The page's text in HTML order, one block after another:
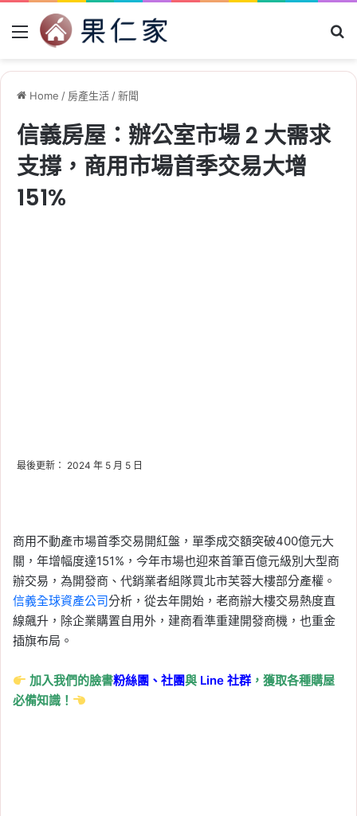
Menu
Home / 房產生活/新聞
信義房屋：辦公室市場 2 大需求
支撐，商用市場首季交易大增
151%
最後更新： 2024 年 5 月 5 日
商用不動產市場首季交易開紅盤，單季成交額突破400億元大
關，年增幅度達151%，今年市場也迎來首筆百億元級別大型商
辦交易，為開發商、代銷業者組隊買北市芙蓉大樓部分產權。
信義全球資產公司分析，從去年開始，老商辦大樓交易熱度直
線飆升，除企業購置自用外，建商看準重建開發商機，也重金
插旗布局。
加入我們的臉書粉絲團、社團與 Line社群 ，獲取各種購屋
必備知識！